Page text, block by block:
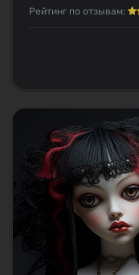
Рейтинг по отзывам: